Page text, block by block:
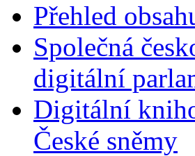
Přehled
Společná
digitální
Digitální
České sněmy